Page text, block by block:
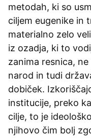
metodah, ki so
ciljem eugenike in
materialno zelo
iz ozadja, ki to
zanima resnica,
narod in tudi
dobiček.
institucije, preko
cilje, to je
njihovo čim bolj